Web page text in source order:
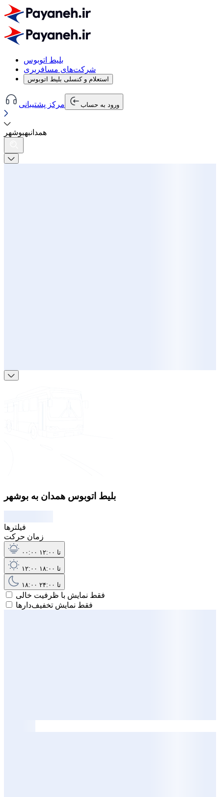
بلیط اتوبوس
شرکت‌های مسافربری
استعلام و کنسلی بلیط اتوبوس
مرکز پشتیبانی ورود به حساب
همدانبهبوشهر
بلیط اتوبوس همدان به بوشهر
فیلترها
زمان حرکت
۰۰:۰۰ تا ۱۲:۰۰
۱۲:۰۰ تا ۱۸:۰۰
۱۸:۰۰ تا ۲۴:۰۰
فقط نمایش با ظرفیت خالی
فقط نمایش تخفیف‌دارها